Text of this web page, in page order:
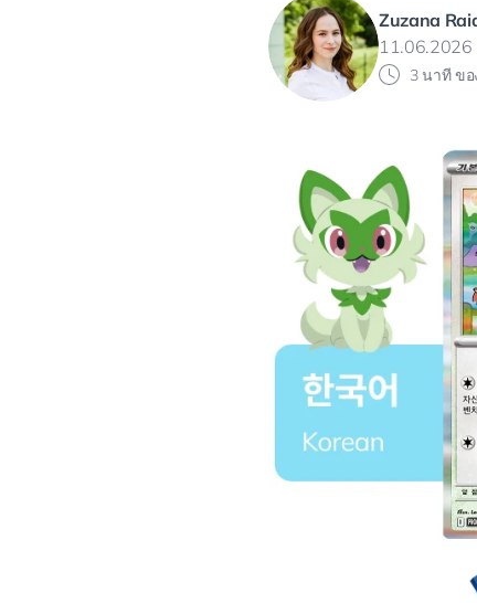
Zuzana
11.06.2026
3 นาที ขอ